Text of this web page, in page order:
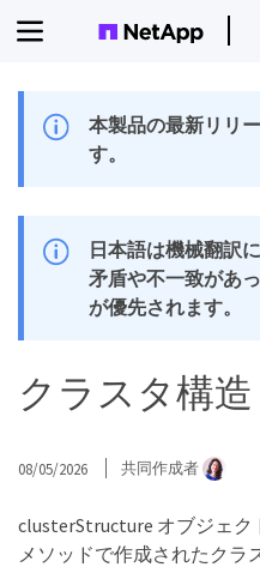
本製品の最新リリ
す。
日本語は機械翻訳
矛盾や不一致があ
が優先されます。
クラスタ構造
08/05/2026 共同作成者
clusterStructure オブジェ
メソッドで作成されたクラ